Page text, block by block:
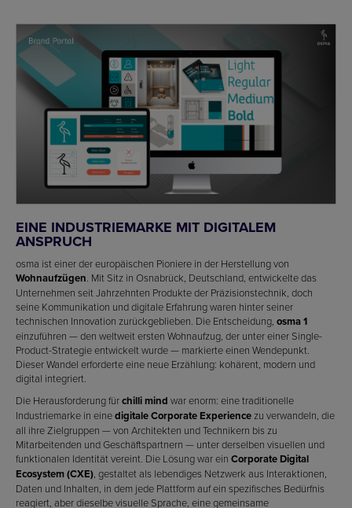
EINE INDUSTRIEMARKE MIT DIGITALEM
ANSPRUCH
osma ist einer der europäischen Pioniere in der Herstellung von
Wohnaufzügen. Mit Sitz in Osnabrück, Deutschland, entwickelte das
Unternehmen seit Jahrzehnten Produkte der Präzisionstechnik, doch
seine Kommunikation und digitale Erfahrung waren hinter seiner
technischen Innovation zurückgeblieben. Die Entscheidung, osma 1
einzuführen — den weltweit ersten Wohnaufzug, der unter einer Single-
Product-Strategie entwickelt wurde — markierte einen Wendepunkt.
Dieser Wandel erforderte eine neue Erzählung: kohärent, modern und
digital integriert.
Die Herausforderung fürchilli mind war enorm: eine traditionelle
Industriemarke in einedigitale Corporate Experiencezu verwandeln, die
all ihre Zielgruppen — von Architekten und Technikern bis zu
Mitarbeitenden und Geschäftspartnern — unter derselben visuellen und
funktionalen Identität vereint. Die Lösung war ein Corporate Digital
Ecosystem (CXE), gestaltet als lebendiges Netzwerk aus Interaktionen,
Daten und Inhalten, in dem jede Plattform auf ein spezifisches Bedürfnis
reagiert, aber dieselbe visuelle Sprache, eine gemeinsame